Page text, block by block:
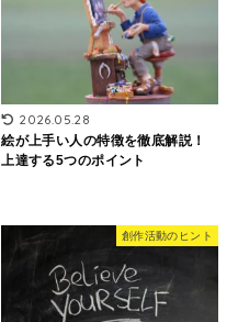
2026.05.28
絵が上手い人の特徴を徹底解説！
上達する5つのポイント
創作活動のヒント